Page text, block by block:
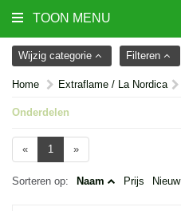
TOON MENU
Wijzig categorie Filteren
Home Extraflame / La Nordica
Onderdelen
« 1 »
Sorteren op: Naam Prijs Nieuw